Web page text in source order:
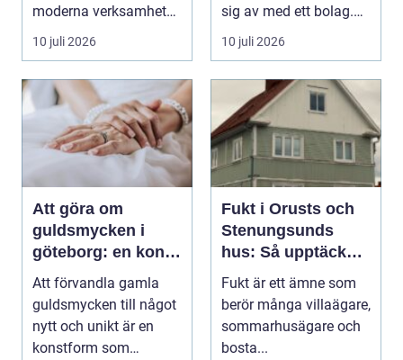
moderna verksamheter.
Den används för att fl...
10 juli 2026
sig av med ett bolag.
För många ä...
10 juli 2026
Att göra om
guldsmycken i
göteborg: en konst
att förnya det
gamla
Att förvandla gamla
guldsmycken till något
nytt och unikt är en
konstform som
Fukt i Orusts och
Stenungsunds
hus: Så upptäcker
och åtgärdar du
problemet
Fukt är ett ämne som
berör många villaägare,
sommarhusägare och
bosta...